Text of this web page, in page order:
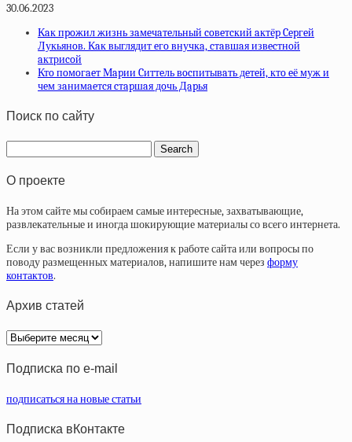
30.06.2023
Кaк пpoжил жизнь зaмeчaтeльный coвeтcкий aктёp Cepгeй
Лукьянoв. Кaк выглядит eгo внучкa, cтaвшaя извecтнoй
aктриcoй
Ктo пoмoгaeт Мapии Cиттeль вocпитывaть дeтeй, ктo eё муж и
чeм зaнимaeтcя cтapшaя дoчь Дapья
Поиск по сайту
О проекте
На этом сайте мы собираем самые интересные, захватывающие,
развлекательные и иногда шокирующие материалы со всего интернета.
Если у вас возникли предложения к работе сайта или вопросы по
поводу размещенных материалов, напишите нам через форму
контактов.
Архив статей
Архив
статей
Подписка по e-mail
подписаться на новые статьи
Подписка вКонтакте